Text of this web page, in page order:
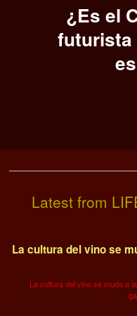
¿Es el
futurista
Latest from
La cultura del vino se
La cultura del vino se muda a